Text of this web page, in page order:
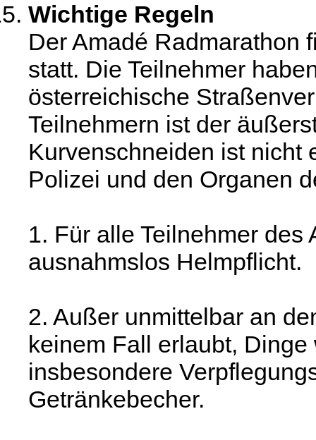
Wichtige Regeln
Der Amadé Radmarathon
statt. Die Teilnehmer
österreichische
Teilnehmern ist der
Kurvenschneiden ist nicht
Polizei und den Organen
1. Für alle Teilnehmer
ausnahmslos Helmpflicht.
2. Außer unmittelbar an
keinem Fall erlaubt,
insbesondere
Getränkebecher.